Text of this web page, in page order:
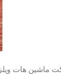
ماشین هات ویلز